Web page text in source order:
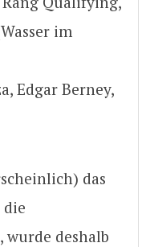
im
Edgar Berney,
das
wurde deshalb